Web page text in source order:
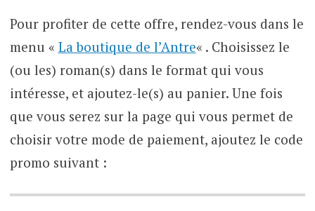
Pour profiter de cette offre, rendez-vous dans le
menu « La boutique de l’Antre« . Choisissez le
(ou les) roman(s) dans le format qui vous
intéresse, et ajoutez-le(s) au panier. Une fois
que vous serez sur la page qui vous permet de
choisir votre mode de paiement, ajoutez le code
promo suivant :